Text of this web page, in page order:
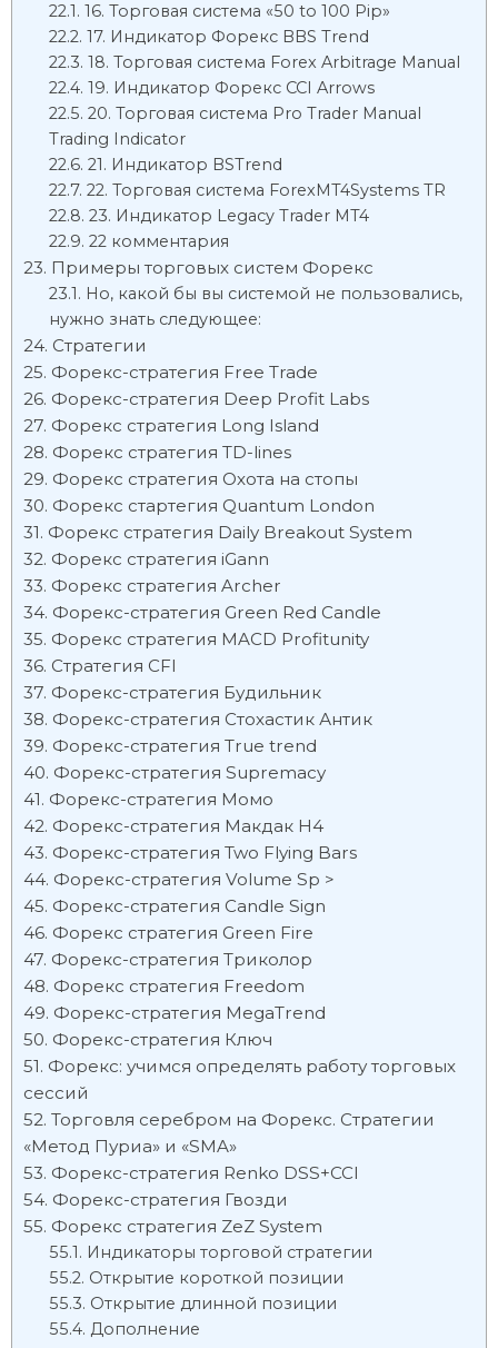
16. Торговая система «50 to 100 Pip»
17. Индикатор Форекс BBS Trend
18. Торговая система Forex Arbitrage Manual
19. Индикатор Форекс CCI Arrows
20. Торговая система Pro Trader Manual
Trading Indicator
21. Индикатор BSTrend
22. Торговая система ForexMT4Systems TR
23. Индикатор Legacy Trader MT4
22 комментария
Примеры торговых систем Форекс
Но, какой бы вы системой не пользовались,
нужно знать следующее:
Стратегии
Форекс-стратегия Free Trade
Форекс-стратегия Deep Profit Labs
Форекс стратегия Long Island
Форекс стратегия TD-lines
Форекс стратегия Охота на стопы
Форекс стартегия Quantum London
Форекс стратегия Daily Breakout System
Форекс стратегия iGann
Форекс стратегия Archer
Форекс-стратегия Green Red Candle
Форекс стратегия MACD Profitunity
Стратегия CFI
Форекс-стратегия Будильник
Форекс-стратегия Стохастик Антик
Форекс-стратегия True trend
Форекс-стратегия Supremacy
Форекс-стратегия Момо
Форекс-стратегия Макдак Н4
Форекс-стратегия Two Flying Bars
Форекс-стратегия Volume Sp >
Форекс-стратегия Candle Sign
Форекс стратегия Green Fire
Форекс-стратегия Триколор
Форекс стратегия Freedom
Форекс-стратегия MegaTrend
Форекс-стратегия Ключ
Форекс: учимся определять работу торговых
сессий
Торговля серебром на Форекс. Стратегии
«Метод Пуриа» и «SMA»
Форекс-стратегия Renko DSS+CCI
Форекс-стратегия Гвозди
Форекс стратегия ZeZ System
Индикаторы торговой стратегии
Открытие короткой позиции
Открытие длинной позиции
Дополнение